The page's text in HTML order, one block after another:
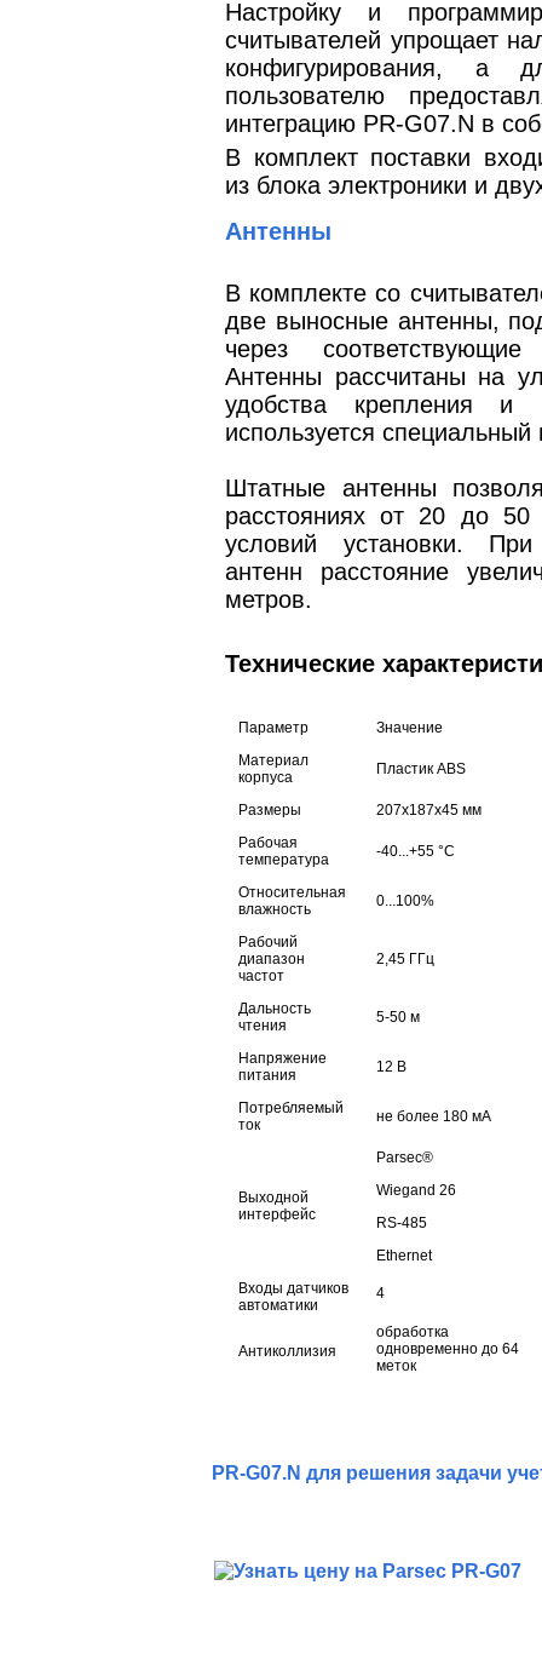
Настройку и
считывателей упрощает
конфигурирования, а
пользователю
интеграцию PR-G07.N в
В комплект поставки
из блока электроники и
Антенны
В комплекте со
две выносные антенны,
через
Антенны рассчитаны на
удобства крепления и
используется
Штатные антенны
расстояниях от 20 до
условий установки. При
антенн расстояние
метров.
Технические
Параметр
Значение
Материал
корпуса
Пластик ABS
Размеры
207х187х45 мм
Рабочая
температура
-40...+55 °C
Относительная
влажность
0...100%
Рабочий
диапазон
частот
2,45 ГГц
Дальность
чтения
5-50 м
Напряжение
питания
12 В
Потребляемый
ток
не более 180 мА
Выходной
интерфейс
Parsec®
Wiegand 26
RS-485
Ethernet
Входы датчиков
автоматики
4
Антиколлизия
обработка
одновременно до 64
меток
PR-G07.N для решения задачи